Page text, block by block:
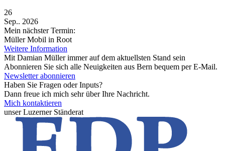
26
Sep.. 2026
Mein nächster Termin:
Müller Mobil in Root
Weitere Information
Mit Damian Müller immer auf dem aktuellsten Stand sein
Abonnieren Sie sich alle Neuigkeiten aus Bern bequem per E-Mail.
Newsletter abonnieren
Haben Sie Fragen oder Inputs?
Dann freue ich mich sehr über Ihre Nachricht.
Mich kontaktieren
unser Luzerner Ständerat